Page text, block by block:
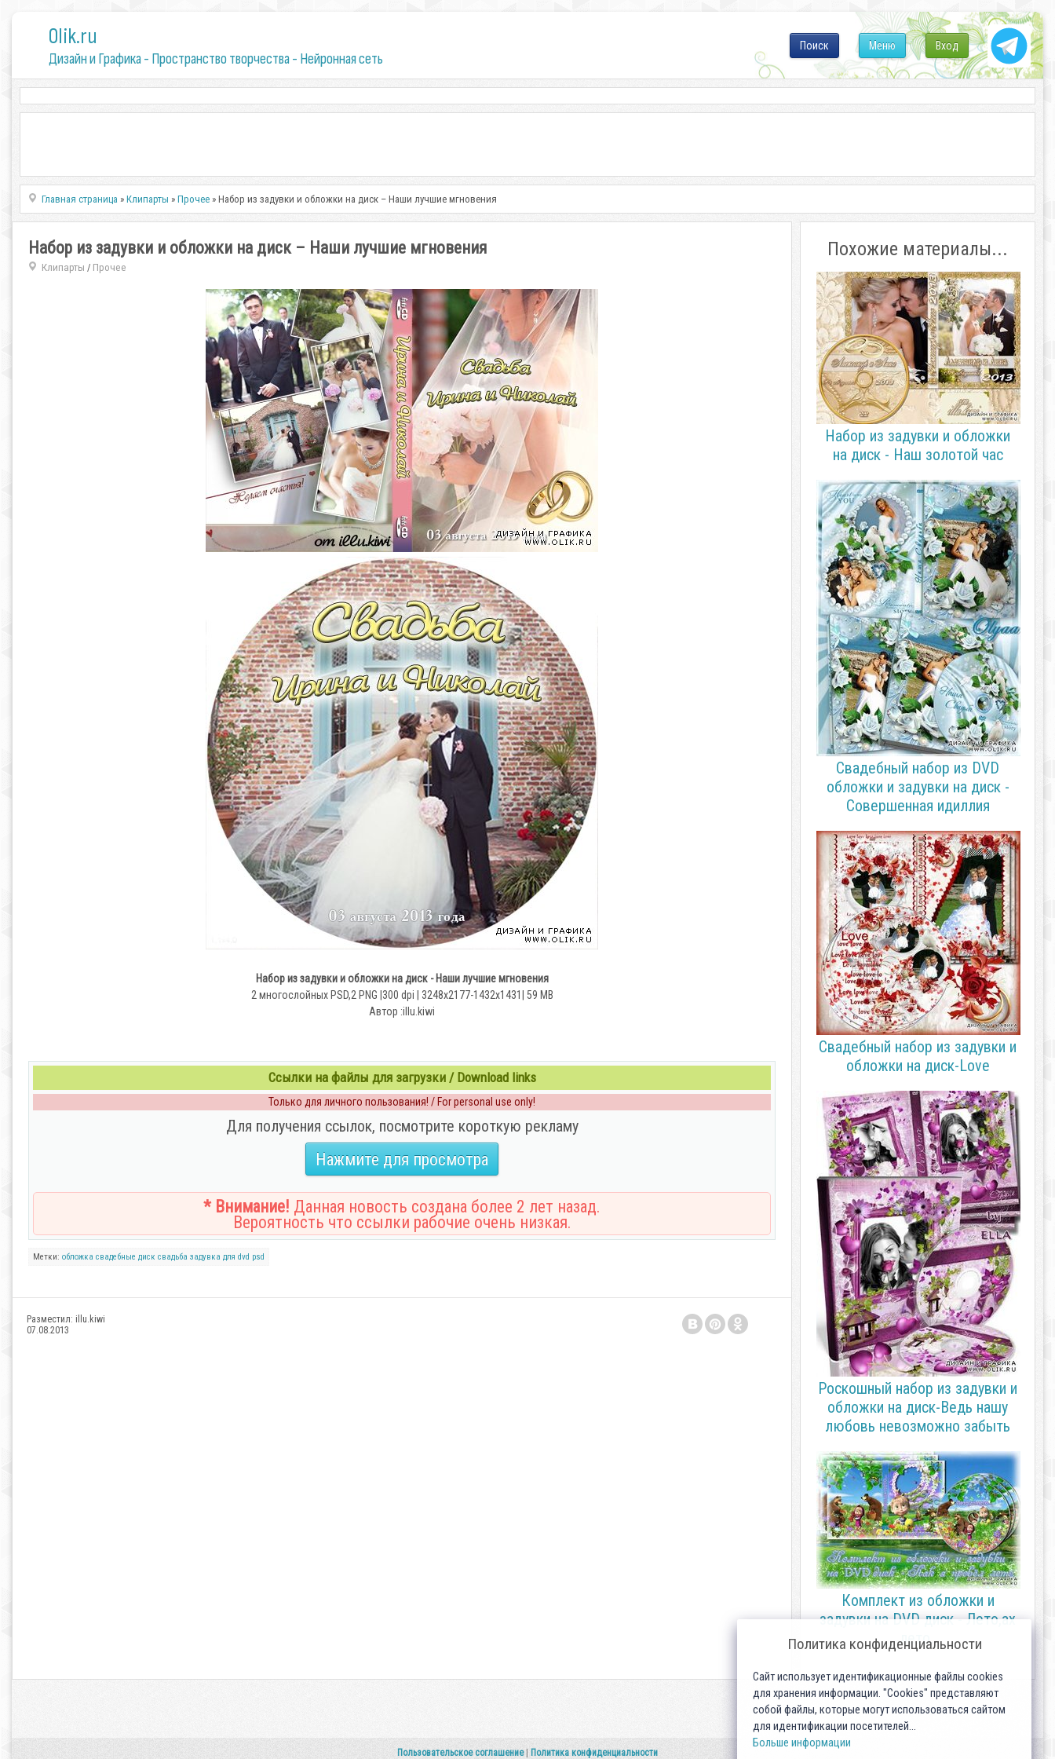
0lik.ru
Дизайн и Графика - Пространство творчества - Нейронная сеть
Вход
Меню
Поиск
Главная страница »Клипарты »Прочее » Набор из задувки и обложки на диск – Наши лучшие мгновения
Набор из задувки и обложки на диск – Наши лучшие мгновения
Клипарты / Прочее
Набор из задувки и обложки на диск - Наши лучшие мгновения
2 многослойных PSD,2 PNG |300 dpi | 3248x2177-1432x1431| 59 MB
Автор :illu.kiwi
Ссылки на файлы для загрузки / Download links
Только для личного пользования! / For personal use only!
Для получения ссылок, посмотрите короткую рекламу
Нажмите для просмотра
* Внимание! Данная новость создана более 2 лет назад.
Вероятность что ссылки рабочие очень низкая.
Метки: обложка свадебные диск свадьба задувка для dvd psd
Разместил: illu.kiwi
07.08.2013
Похожие материалы...
Набор из задувки и обложки
на диск - Наш золотой час
Свадебный набор из DVD
обложки и задувки на диск -
Совершенная идиллия
Свадебный набор из задувки и
обложки на диск-Love
Роскошный набор из задувки и
обложки на диск-Ведь нашу
любовь невозможно забыть
Комплект из обложки и
задувки на DVD диск - Лето,ах
лето..
Пользовательское соглашение Политика конфиденциальности
Политика конфиденциальности
Сайт использует идентификационные файлы cookies
для хранения информации. "Cookies" представляют
собой файлы, которые могут использоваться сайтом
для идентификации посетителей...
Больше информации